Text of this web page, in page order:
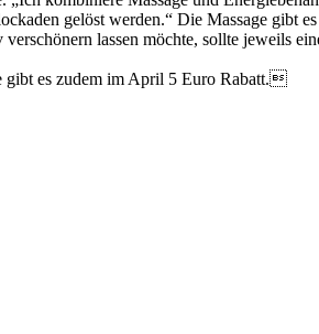
gelöst werden.“ Die Massage gibt
lassen möchte, sollte jeweils
gibt es zudem im April 5 Euro Rabatt.